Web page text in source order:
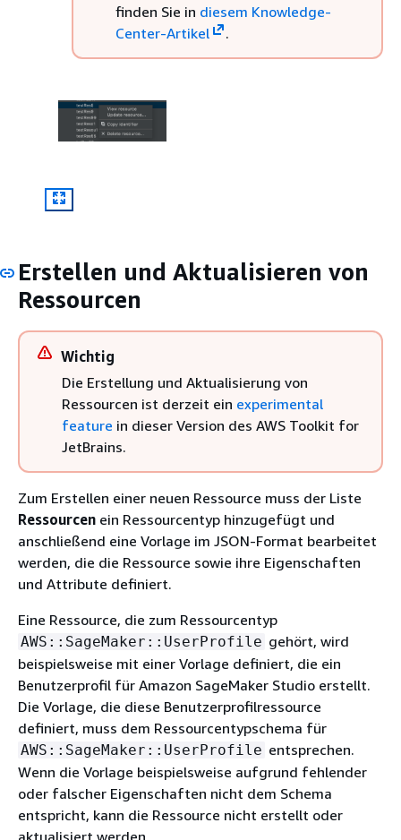
finden Sie in diesem Knowledge-
Center-Artikel
.
Erstellen und Aktualisieren von
Ressourcen
Wichtig
Die Erstellung und Aktualisierung von
Ressourcen ist derzeit ein experimental
feature in dieser Version des AWS Toolkit for
JetBrains.
Zum Erstellen einer neuen Ressource muss der Liste
Ressourcen ein Ressourcentyp hinzugefügt und
anschließend eine Vorlage im JSON-Format bearbeitet
werden, die die Ressource sowie ihre Eigenschaften
und Attribute definiert.
Eine Ressource, die zum Ressourcentyp
AWS::SageMaker::UserProfile gehört, wird
beispielsweise mit einer Vorlage definiert, die ein
Benutzerprofil für Amazon SageMaker Studio erstellt.
Die Vorlage, die diese Benutzerprofilressource
definiert, muss dem Ressourcentypschema für
AWS::SageMaker::UserProfile entsprechen.
Wenn die Vorlage beispielsweise aufgrund fehlender
oder falscher Eigenschaften nicht dem Schema
entspricht, kann die Ressource nicht erstellt oder